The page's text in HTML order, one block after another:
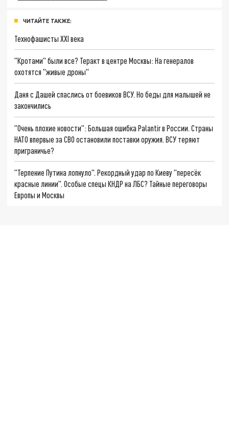
ЧИТАЙТЕ ТАКЖЕ:
Технофашисты XXI века
"Кротами" были все? Теракт в центре Москвы: На генералов
охотятся "живые дроны"
Даня с Дашей спаслись от боевиков ВСУ. Но беды для малышей не
закончились
"Очень плохие новости": Большая ошибка Palantir в России. Страны
НАТО впервые за СВО остановили поставки оружия. ВСУ теряют
приграничье?
"Терпение Путина лопнуло". Рекордный удар по Киеву "пересёк
красные линии". Особые спецы КНДР на ЛБС? Тайные переговоры
Европы и Москвы